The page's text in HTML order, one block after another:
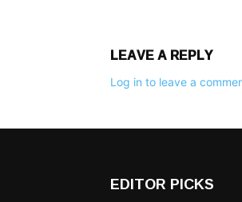
LEAVE A REPLY
Log in to leave a
EDITOR PICKS